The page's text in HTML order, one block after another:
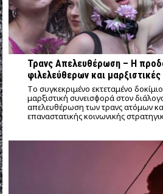
Τρανς Απελευθέρωση – Η
φιλελεύθερων και
Tο συγκεκριμένο εκτεταμένο
μαρξιστική συνεισφορά στον
απελευθέρωση των τρανς ατόμων
επαναστατικής κοινωνικής